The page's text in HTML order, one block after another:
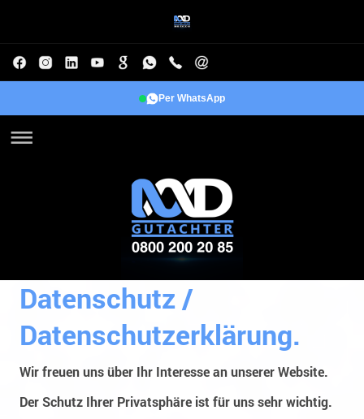
Per WhatsApp
Datenschutz /
Datenschutzerklärung.
Wir freuen uns über Ihr Interesse an unserer Website.
Der Schutz Ihrer Privatsphäre ist für uns sehr wichtig.